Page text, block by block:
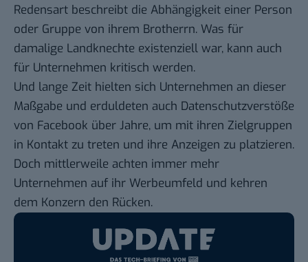
Redensart beschreibt die Abhängigkeit einer Person
oder Gruppe von ihrem Brotherrn. Was für
damalige Landknechte existenziell war, kann auch
für Unternehmen kritisch werden.
Und lange Zeit hielten sich Unternehmen an dieser
Maßgabe und erduldeten auch Datenschutzverstöße
von Facebook über Jahre, um mit ihren Zielgruppen
in Kontakt zu treten und ihre Anzeigen zu platzieren.
Doch mittlerweile achten immer mehr
Unternehmen auf ihr Werbeumfeld und kehren
dem Konzern den Rücken.